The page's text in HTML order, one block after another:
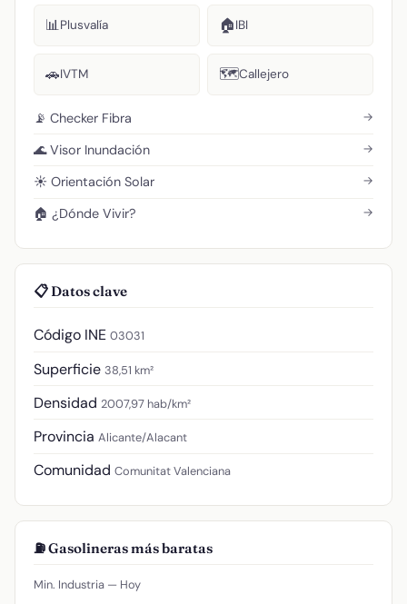
📊Plusvalía 🏠IBI
🚗IVTM 🗺️Callejero
📡 Checker Fibra →
🌊 Visor Inundación →
☀️ Orientación Solar →
🏠 ¿Dónde Vivir? →
📋 Datos clave
Código INE 03031
Superficie 38,51 km²
Densidad 2007,97 hab/km²
Provincia Alicante/Alacant
Comunidad Comunitat Valenciana
⛽ Gasolineras más baratas
Min. Industria — Hoy